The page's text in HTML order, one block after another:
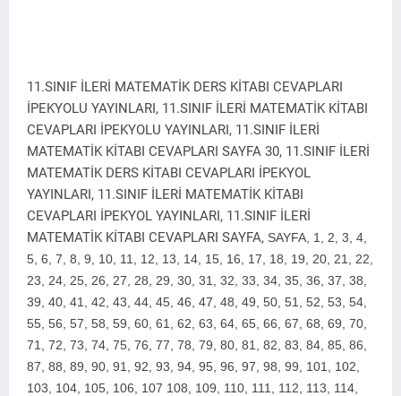
11.SINIF İLERİ MATEMATİK DERS KİTABI CEVAPLARI
İPEKYOLU YAYINLARI, 11.SINIF İLERİ MATEMATİK KİTABI
CEVAPLARI İPEKYOLU YAYINLARI, 11.SINIF İLERİ
MATEMATİK KİTABI CEVAPLARI SAYFA 30, 11.SINIF İLERİ
MATEMATİK DERS KİTABI CEVAPLARI İPEKYOL
YAYINLARI, 11.SINIF İLERİ MATEMATİK KİTABI
CEVAPLARI İPEKYOL YAYINLARI, 11.SINIF İLERİ
MATEMATİK KİTABI CEVAPLARI SAYFA, SAYFA, 1, 2, 3, 4,
5, 6, 7, 8, 9, 10, 11, 12, 13, 14, 15, 16, 17, 18, 19, 20, 21, 22,
23, 24, 25, 26, 27, 28, 29, 30, 31, 32, 33, 34, 35, 36, 37, 38,
39, 40, 41, 42, 43, 44, 45, 46, 47, 48, 49, 50, 51, 52, 53, 54,
55, 56, 57, 58, 59, 60, 61, 62, 63, 64, 65, 66, 67, 68, 69, 70,
71, 72, 73, 74, 75, 76, 77, 78, 79, 80, 81, 82, 83, 84, 85, 86,
87, 88, 89, 90, 91, 92, 93, 94, 95, 96, 97, 98, 99, 101, 102,
103, 104, 105, 106, 107 108, 109, 110, 111, 112, 113, 114,